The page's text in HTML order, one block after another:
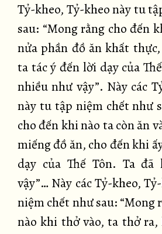
Tỷ-kheo, Tỷ-kheo này tu
sau: “Mong rằng cho đến
nửa phần đồ ăn khất
ta tác ý đến lời dạy của
nhiều như vậy”. Này các
này tu tập niệm chết như
cho đến khi nào ta còn ăn
miếng đồ ăn, cho đến khi
dạy của Thế Tôn. Ta
vậy”… Này các Tỷ-kheo,
niệm chết như sau: “Mong
nào khi thở vào, ta thở